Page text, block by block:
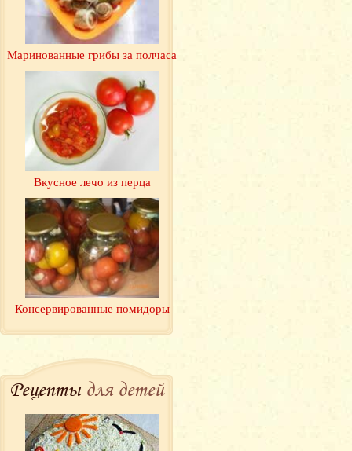
Маринованные грибы за полчаса
Вкусное лечо из перца
Консервированные помидоры
Рецепты для детей